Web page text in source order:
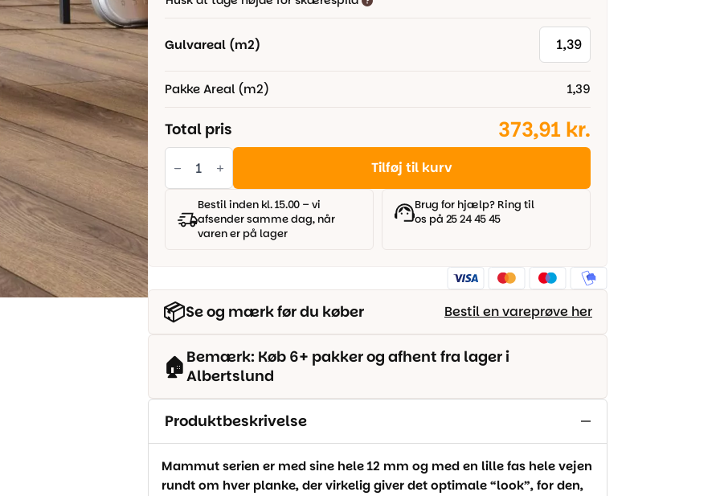
309,00 kr..
269,00 kr..
Gulvareal (m2)
Pakke Areal (m2) 1,39
Total pris 373,91 kr.
Wallmann
Mammut
Plank,
4726
mountain
natur
Tilføj til kurv
Bestil inden kl. 15.00 – vi
afsender samme dag, når
varen er på lager
Brug for hjælp? Ring til
os på 25 24 45 45
📦Se og mærk før du køber Bestil en vareprøve her
🏠 Bemærk: Køb 6+ pakker og afhent fra lager i
Albertslund
Produktbeskrivelse
Mammut serien er med sine hele 12 mm og med en lille fas hele vejen
rundt om hver planke, der virkelig giver det optimale “look”, for den,